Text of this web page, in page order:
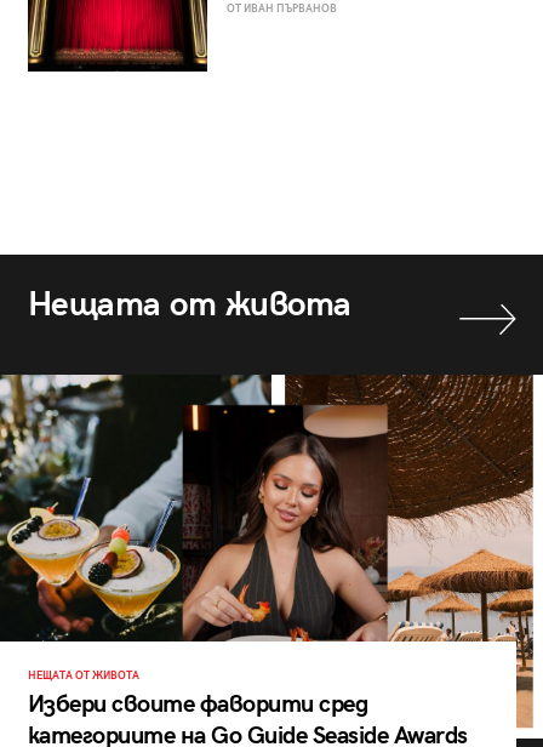
ОТ ИВАН ПЪРВАНОВ
Нещата от живота
НЕЩАТА ОТ ЖИВОТА
Избери своите фаворити сред
категориите на Go Guide Seaside Awards